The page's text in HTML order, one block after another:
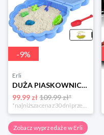
-9%
Erli
DUŻA PIASKOWNICA BASEN 2w1 MUSZELKA Z POKRYWĄ + ZABAWKA ŁOPATKA 2-częściowa
99.99 zł109.99 zł*
*najniższa cena z 30 dni przed obniżką
Zobacz wyprzedaże w Erli